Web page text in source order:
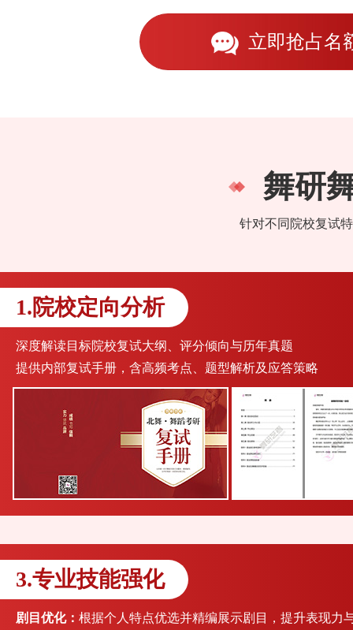
立即抢占名
舞研
针对不同院校复试
1.院校定向分析
深度解读目标院校复试大纲、评分倾向与历年真题
提供内部复试手册，含高频考点、题型解析及应答策略
3.专业技能强化
剧目优化： 根据个人特点优选并精编展示剧目，提升表现力